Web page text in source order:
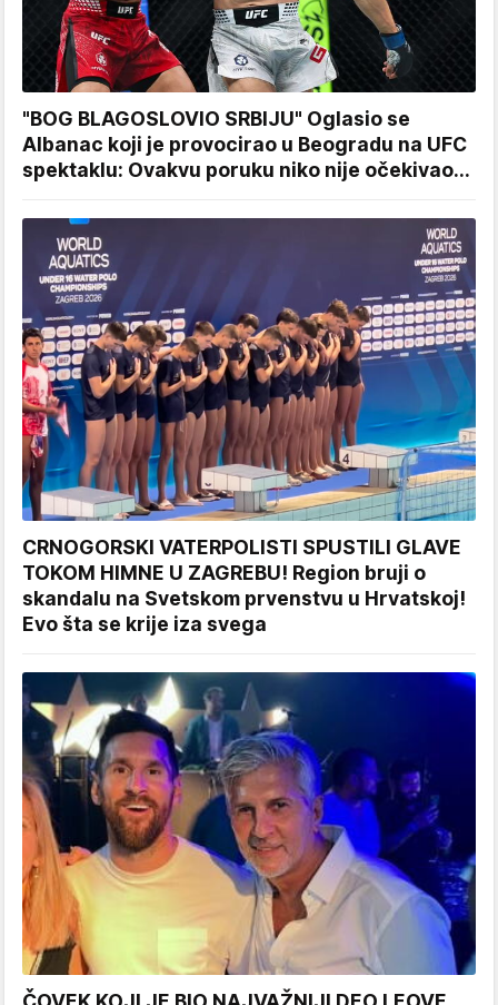
"BOG BLAGOSLOVIO SRBIJU" Oglasio se
Albanac koji je provocirao u Beogradu na UFC
spektaklu: Ovakvu poruku niko nije očekivao...
CRNOGORSKI VATERPOLISTI SPUSTILI GLAVE
TOKOM HIMNE U ZAGREBU! Region bruji o
skandalu na Svetskom prvenstvu u Hrvatskoj!
Evo šta se krije iza svega